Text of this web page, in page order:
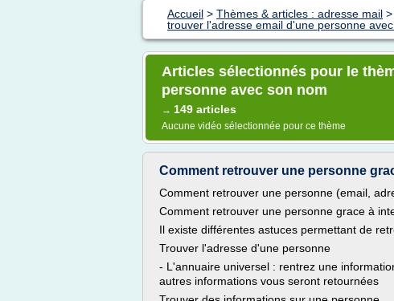
Accueil > Thèmes & articles : adresse mail >
trouver l'adresse email d'une personne
Articles sélectionnés pour le
personne avec son nom
→ 149 articles
Aucune vidéo sélectionnée pour ce thème
Comment retrouver une personne
Comment retrouver une personne (email,
Comment retrouver une personne grace à
Il existe différentes astuces permettant de
Trouver l'adresse d'une personne
- L'annuaire universel : rentrez une
autres informations vous seront retournées